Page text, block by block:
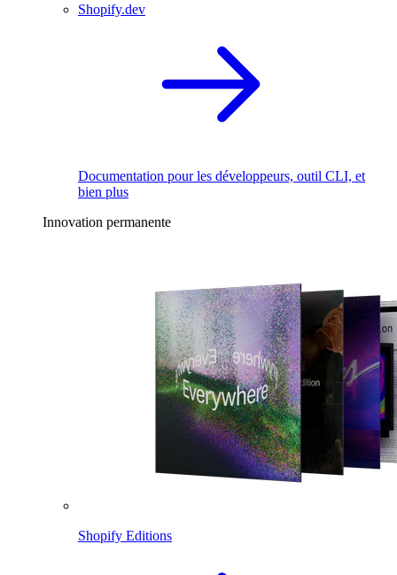
Shopify.dev
Documentation pour les développeurs, outil CLI, et
bien plus
Innovation permanente
Shopify Editions